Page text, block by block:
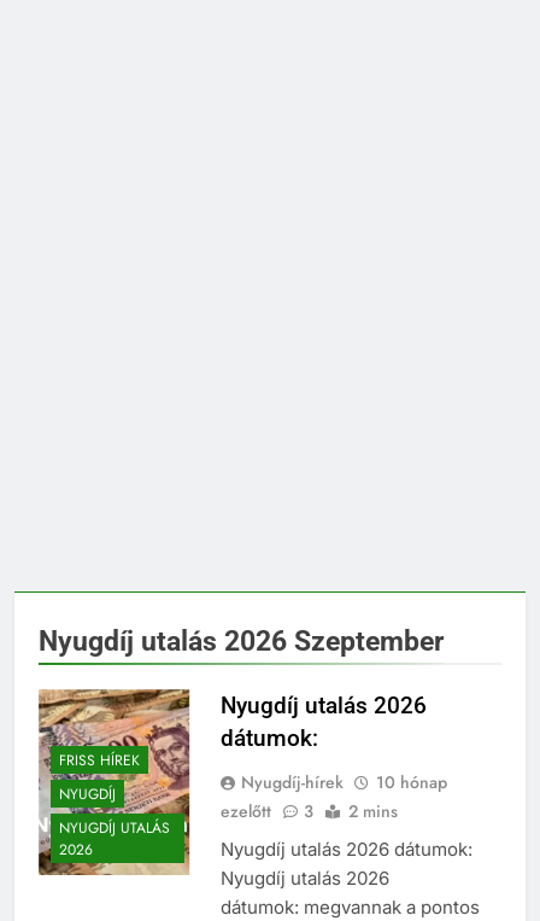
Nyugdíj utalás 2026 Szeptember
FRISS HÍREK
NYUGDÍJ
NYUGDÍJ UTALÁS
2026
Nyugdíj utalás 2026
dátumok:
Nyugdíj-hírek
10 hónap
ezelőtt
3 2 mins
Nyugdíj utalás 2026 dátumok:
Nyugdíj utalás 2026
dátumok: megvannak a pontos